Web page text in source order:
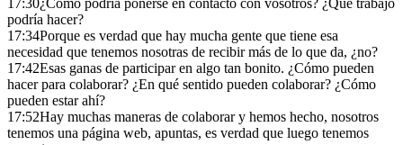
17:30¿Cómo podría ponerse en contacto con vosotros? ¿Qué trabajo
podría hacer?
17:34Porque es verdad que hay mucha gente que tiene esa
necesidad que tenemos nosotras de recibir más de lo que da, ¿no?
17:42Esas ganas de participar en algo tan bonito. ¿Cómo pueden
hacer para colaborar? ¿En qué sentido pueden colaborar? ¿Cómo
pueden estar ahí?
17:52Hay muchas maneras de colaborar y hemos hecho, nosotros
tenemos una página web, apuntas, es verdad que luego tenemos